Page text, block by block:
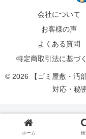
会社について
お客様の声
よくある質問
特定商取引法に基づ
© 2026 【ゴミ屋敷・汚
対応・秘
ホーム